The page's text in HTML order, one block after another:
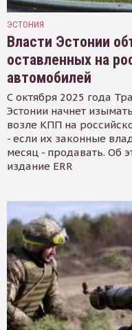
ЭСТОНИЯ
Власти Эстонии
оставленных на
автомобилей
С октября 2025 года
Эстонии начнет
возле КПП на
- если их законные
месяц - продавать. Об
издание ERR